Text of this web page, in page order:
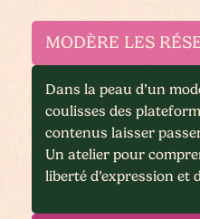
MODÈRE LES
Dans la peau d’un
coulisses des
contenus laisser
Un atelier pour
liberté d’expression et